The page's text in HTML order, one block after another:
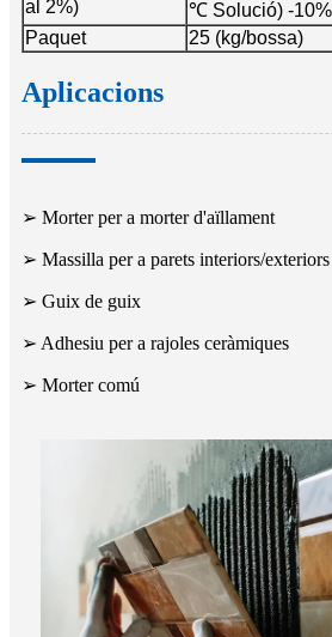
al 2%)
℃ Solució) -
Paquet
25 (kg/bossa)
Aplicacions
➢ Morter per a morter d'aïllament
➢ Massilla per a parets interiors/exteriors
➢ Guix de guix
➢ Adhesiu per a rajoles ceràmiques
➢ Morter comú